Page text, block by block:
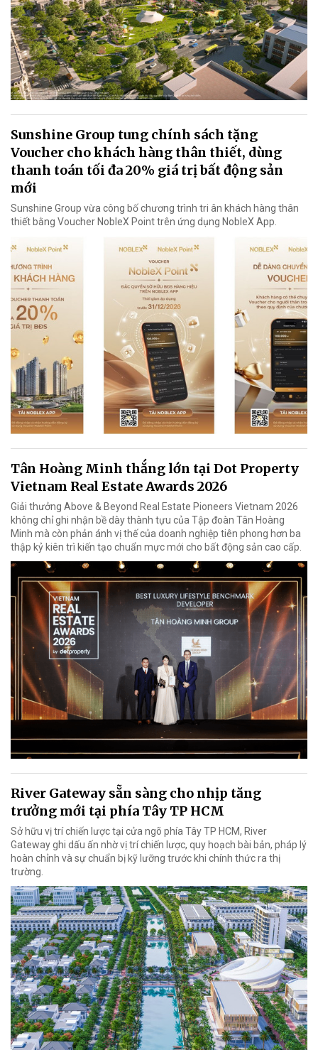
Sunshine Group tung chính sách tặng
Voucher cho khách hàng thân thiết, dùng
thanh toán tối đa 20% giá trị bất động sản
mới
Sunshine Group vừa công bố chương trình tri ân khách hàng thân
thiết bằng Voucher NobleX Point trên ứng dụng NobleX App.
Tân Hoàng Minh thắng lớn tại Dot Property
Vietnam Real Estate Awards 2026
Giải thưởng Above & Beyond Real Estate Pioneers Vietnam 2026
không chỉ ghi nhận bề dày thành tựu của Tập đoàn Tân Hoàng
Minh mà còn phản ánh vị thế của doanh nghiệp tiên phong hơn ba
thập kỷ kiên trì kiến tạo chuẩn mực mới cho bất động sản cao cấp.
River Gateway sẵn sàng cho nhịp tăng
trưởng mới tại phía Tây TP HCM
Sở hữu vị trí chiến lược tại cửa ngõ phía Tây TP HCM, River
Gateway ghi dấu ấn nhờ vị trí chiến lược, quy hoạch bài bản, pháp lý
hoàn chỉnh và sự chuẩn bị kỹ lưỡng trước khi chính thức ra thị
trường.